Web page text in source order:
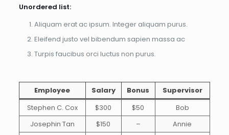
Unordered list:
Aliquam erat ac ipsum. Integer aliquam purus.
Eleifend justo vel bibendum sapien massa ac
Turpis faucibus orci luctus non purus.
Employee Salary Bonus
Supervisor
Stephen C. Cox
$300 $50
Bob
Josephin Tan
$150 –
Annie